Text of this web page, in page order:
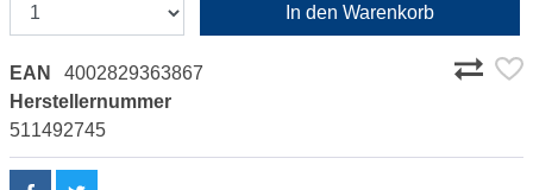
In den Warenkorb
EAN
4002829363867
Herstellernummer
511492745